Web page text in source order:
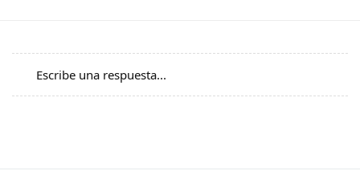
Escribe una respuesta...